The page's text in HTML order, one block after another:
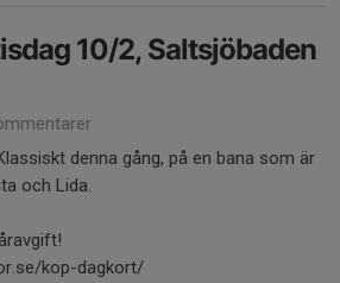
10/2, Saltsjöbaden
denna gång, på en bana som är
och Lida.
kop-dagkort/